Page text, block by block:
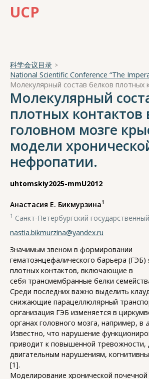
UCP
科学会议目录
Молекулярный
плотных контактов
головном мозге
модели
нефропатии.
uhtomskiy2025-mmU2012
Анастасия Е. Бикмурзина1
1 Санкт-Петербургский
nastia.bikmurzina@yandex.ru
Значимым звеном в формировании
гематоэнцефалического барьера (ГЭБ)
плотных контактов, включающие в
себя трансмембранные белки
Среди последних важно выделить
снижающие парацеллюлярный
организация ГЭБ изменяется в
органах головного мозга, например, в
Известно, что нарушение
приводит к повышенной тревожности,
двигательным нарушениям,
[1].
Моделирование хронической